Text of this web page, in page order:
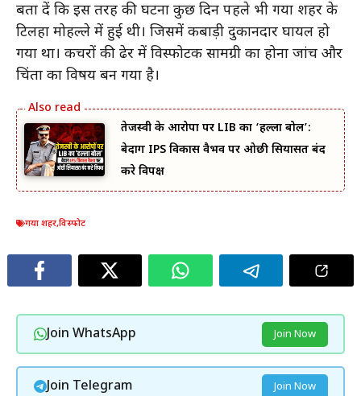
बता दें कि इस तरह की घटना कुछ दिन पहले भी गया शहर के
टिलहा मोहल्ले में हुई थी। जिसमें कबाड़ी दुकानदार घायल हो
गया था। कचरों की ढेर में विस्फोटक सामग्री का होना जांच और
चिंता का विषय बन गया है।
तेजस्वी के आरोपों पर LIB का ‘हल्ला बोल’:
बेदाग IPS विकास वैभव पर ओछी सियासत बंद
करे विपक्ष
गया शहर,विस्फोट
Join WhatsApp Join Now
Join Telegram Join Now